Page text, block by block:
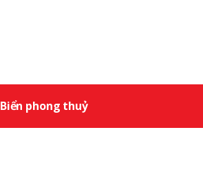
Biển phong thuỷ